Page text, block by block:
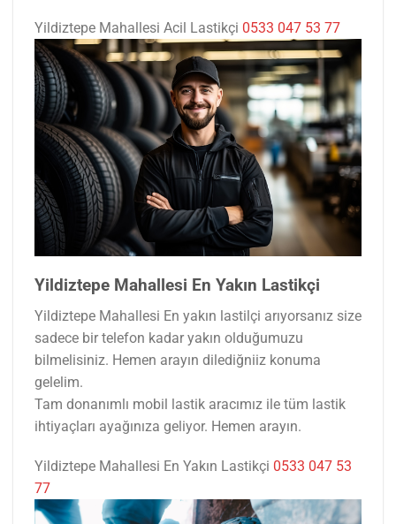
Yildiztepe Mahallesi Acil Lastikçi 0533 047 53 77
Yildiztepe Mahallesi En Yakın Lastikçi
Yildiztepe Mahallesi En yakın lastilçi arıyorsanız size
sadece bir telefon kadar yakın olduğumuzu
bilmelisiniz. Hemen arayın dilediğniiz konuma
gelelim.
Tam donanımlı mobil lastik aracımız ile tüm lastik
ihtiyaçları ayağınıza geliyor. Hemen arayın.
Yildiztepe Mahallesi En Yakın Lastikçi 0533 047 53
77